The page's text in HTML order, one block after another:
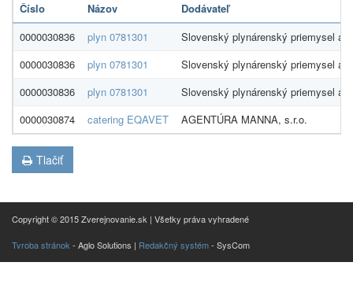
Číslo Názov
Dodávateľ
0000030836
plyn 0781301
Slovenský plynárenský priemysel
0000030836
plyn 0781301
Slovenský plynárenský priemysel
0000030836
plyn 0781301
Slovenský plynárenský priemysel
0000030874
catering EQAVET AGENTÚRA MANNA, s.r.o.
Tlačiť
Copyright © 2015 Zverejnovanie.sk | Všetky práva vyhradené
Tvroba stránok - Aglo Solutions | Redakčný systém- SysCom